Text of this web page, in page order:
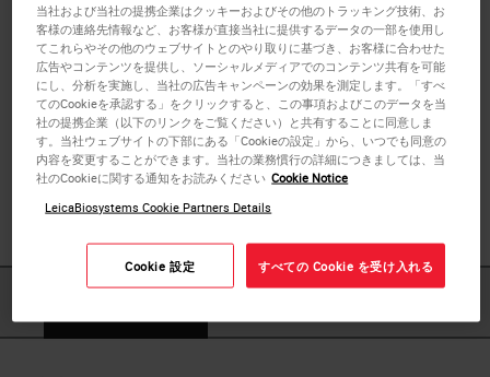
Extra processes to prevent stickingare employed during
manufacturing.
Premier coverglass available in multiple sizes.
Thinness: 013mm - 0.17mm
Sizes range from 22 X 40mm to 24 x 60mm as noted
below.
当社および当社の提携企業はクッキーおよびその他のトラッキング技術、お
客様の連絡先情報など、お客様が直接当社に提供するデータの一部を使用し
てこれらやその他のウェブサイトとのやり取りに基づき、お客様に合わせた
広告やコンテンツを提供し、ソーシャルメディアでのコンテンツ共有を可能
にし、分析を実施し、当社の広告キャンペーンの効果を測定します。「すべ
てのCookieを承認する」をクリックすると、この事項およびこのデータを当
社の提携企業（以下のリンクをご覧ください）と共有することに同意しま
す。当社ウェブサイトの下部にある「Cookieの設定」から、いつでも同意の
内容を変更することができます。当社の業務慣行の詳細につきましては、当
社のCookieに関する通知をお読みください Cookie Notice
LeicaBiosystems Cookie Partners Details
Cookie 設定 すべての Cookie を受け入れる